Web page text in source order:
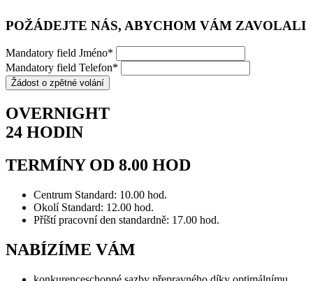
POŽÁDEJTE NÁS, ABYCHOM VÁM ZAVOLALI
Mandatory field Jméno*
Mandatory field Telefon*
OVERNIGHT
24 HODIN
TERMÍNY OD 8.00 HOD
Centrum Standard: 10.00 hod.
Okolí Standard: 12.00 hod.
Příští pracovní den standardně: 17.00 hod.
NABÍZÍME VÁM